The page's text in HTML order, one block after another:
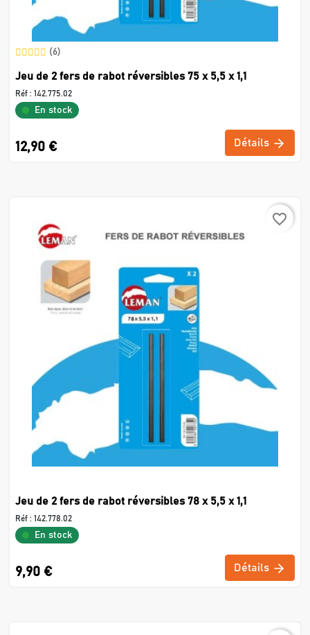
(6)
Jeu de 2 fers de rabot réversibles 75 x 5,5 x 1,1
Réf : 142.775.02
En stock
12,90 € Détails
favorite_border
Jeu de 2 fers de rabot réversibles 78 x 5,5 x 1,1
Réf : 142.778.02
En stock
9,90 € Détails